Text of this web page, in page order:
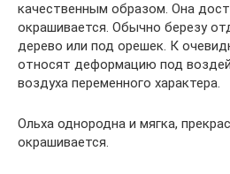
качественным образом. Она
окрашивается. Обычно березу
дерево или под орешек. К
относят деформацию под
воздуха переменного характера.
Ольха однородна и мягка,
окрашивается.